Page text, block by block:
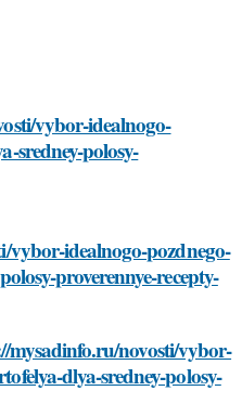
vybor-idealnogo-
sredney-polosy-
vybor-idealnogo-pozdnego-
proverennye-recepty-
mysadinfo.ru/novosti/vybor-
dlya-sredney-polosy-